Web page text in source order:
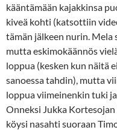
kääntämään kajakkinsa
kiveä kohti (katsottiin
tämän jälkeen nurin. Mela
mutta eskimokäännös
loppua (kesken kun näitä
sanoessa tahdin), mutta
loppua viimeinenkin tuki
Onneksi Jukka
köysi nasahti suoraan